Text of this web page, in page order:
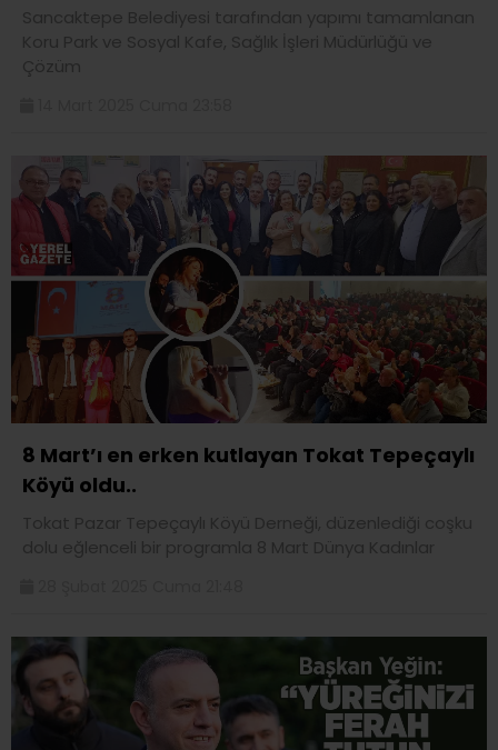
Sancaktepe Belediyesi tarafından yapımı tamamlanan
Koru Park ve Sosyal Kafe, Sağlık İşleri Müdürlüğü ve
Çözüm
8 Mart’ı en erken kutlayan Tokat Tepeçaylı
Köyü oldu..
Tokat Pazar Tepeçaylı Köyü Derneği, düzenlediği coşku
dolu eğlenceli bir programla 8 Mart Dünya Kadınlar